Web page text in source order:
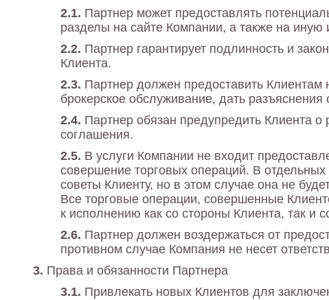
Партнер может предоставлять
разделы на сайте Компании, а также на
Партнер гарантирует подлинность и
Клиента.
Партнер должен предоставить
брокерское обслуживание, дать
Партнер обязан предупредить Клиента
соглашения.
В услуги Компании не входит
совершение торговых операций. В
советы Клиенту, но в этом случае она не
Все торговые операции, совершенные
к исполнению как со стороны Клиента, так и
Партнер должен воздержаться от
противном случае Компания не несет
Права и обязанности Партнера
Привлекать новых Клиентов для